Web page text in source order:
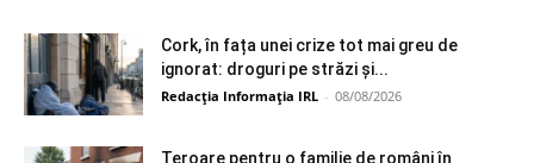
Cork, în fața unei crize tot mai greu de
ignorat: droguri pe străzi și...
Redacția Informația IRL - 08/08/2026
Teroare pentru o familie de români în